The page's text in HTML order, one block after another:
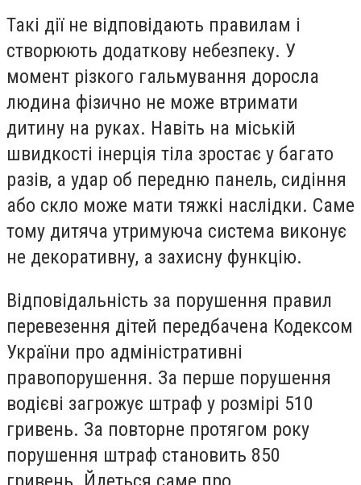
Такі дії не відповідають правилам і
створюють додаткову небезпеку. У
момент різкого гальмування доросла
людина фізично не може втримати
дитину на руках. Навіть на міській
швидкості інерція тіла зростає у багато
разів, а удар об передню панель, сидіння
або скло може мати тяжкі наслідки. Саме
тому дитяча утримуюча система виконує
не декоративну, а захисну функцію.
Відповідальність за порушення правил
перевезення дітей передбачена Кодексом
України про адміністративні
правопорушення. За перше порушення
водієві загрожує штраф у розмірі 510
гривень. За повторне протягом року
порушення штраф становить 850